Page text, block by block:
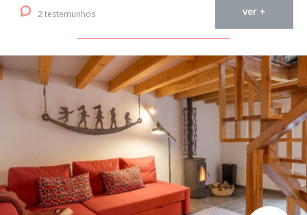
2 testemunhos ver +